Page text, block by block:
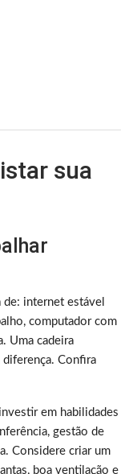
sua
de: internet estável
computador com
Uma cadeira
Confira
em habilidades
gestão de
Considere criar um
boa ventilação e